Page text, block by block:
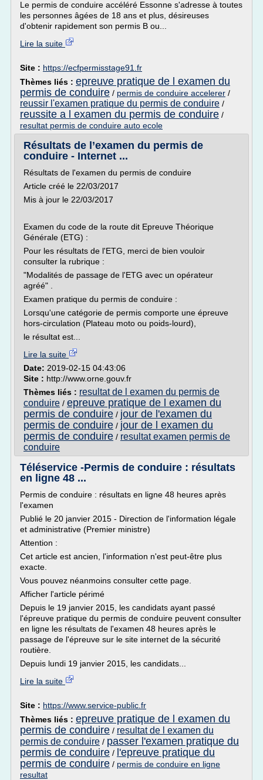
Le permis de conduire accéléré Essonne s'adresse à toutes
les personnes âgées de 18 ans et plus, désireuses
d'obtenir rapidement son permis B ou...
Lire la suite
Site : https://ecfpermisstage91.fr
Thèmes liés : epreuve pratique de l examen du
permis de conduire / permis de conduire accelerer /
reussir l'examen pratique du permis de conduire /
reussite a l examen du permis de conduire /
resultat permis de conduire auto ecole
Résultats de l’examen du permis de
conduire - Internet ...
Résultats de l'examen du permis de conduire
Article créé le 22/03/2017
Mis à jour le 22/03/2017
Examen du code de la route dit Epreuve Théorique
Générale (ETG) :
Pour les résultats de l'ETG, merci de bien vouloir
consulter la rubrique :
"Modalités de passage de l'ETG avec un opérateur
agréé" .
Examen pratique du permis de conduire :
Lorsqu'une catégorie de permis comporte une épreuve
hors-circulation (Plateau moto ou poids-lourd),
le résultat est...
Lire la suite
Date: 2019-02-15 04:43:06
Site : http://www.orne.gouv.fr
Thèmes liés : resultat de l examen du permis de
conduire / epreuve pratique de l examen du
permis de conduire / jour de l'examen du
permis de conduire / jour de l examen du
permis de conduire / resultat examen permis de
conduire
Téléservice -Permis de conduire : résultats
en ligne 48 ...
Permis de conduire : résultats en ligne 48 heures après
l'examen
Publié le 20 janvier 2015 - Direction de l'information légale
et administrative (Premier ministre)
Attention :
Cet article est ancien, l'information n'est peut-être plus
exacte.
Vous pouvez néanmoins consulter cette page.
Afficher l'article périmé
Depuis le 19 janvier 2015, les candidats ayant passé
l'épreuve pratique du permis de conduire peuvent consulter
en ligne les résultats de l'examen 48 heures après le
passage de l'épreuve sur le site internet de la sécurité
routière.
Depuis lundi 19 janvier 2015, les candidats...
Lire la suite
Site : https://www.service-public.fr
Thèmes liés : epreuve pratique de l examen du
permis de conduire / resultat de l examen du
permis de conduire / passer l'examen pratique du
permis de conduire / l'epreuve pratique du
permis de conduire / permis de conduire en ligne
resultat